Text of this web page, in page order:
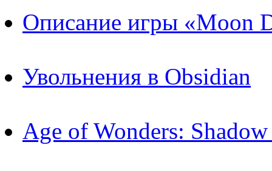
Описание игры «Moon
Увольнения в Obsidian
Age of Wonders: